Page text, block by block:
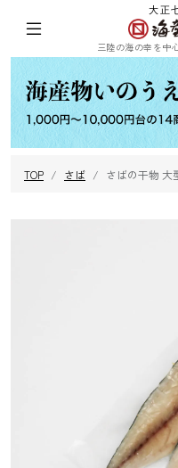
大正
三陸の海の幸を中
かつお
TOP さば さばの干物 大